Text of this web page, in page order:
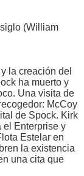
(William
la creación del
ha muerto y
Una visita de
McCoy
de Spock. Kirk
el Enterprise y
Estelar en
la existencia
una cita que